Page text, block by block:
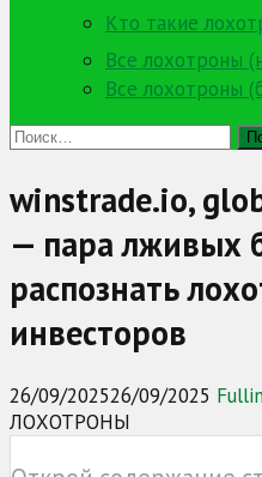
Кто такие
Все лохотроны
Все лохотроны
Найти:
winstrade.io,
— пара лживых
распознать
инвесторов
26/09/202526/09/2025
ЛОХОТРОНЫ